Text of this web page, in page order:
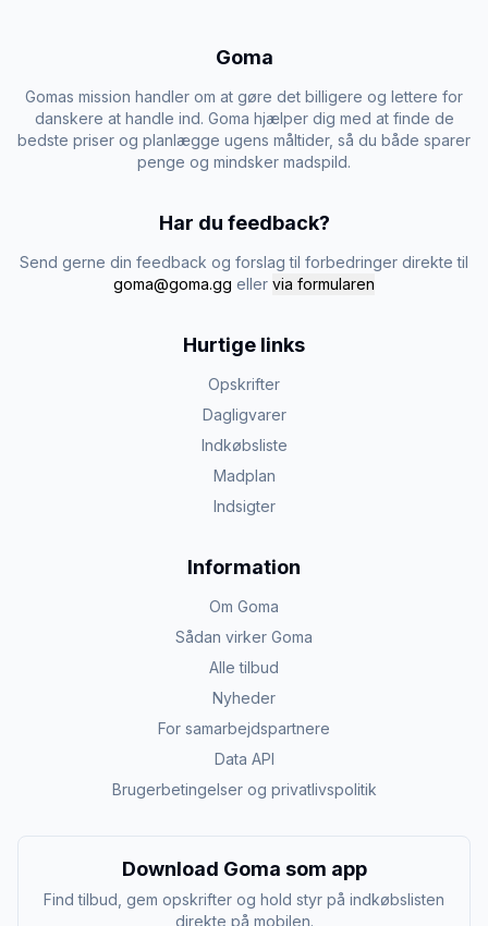
Goma
Gomas mission handler om at gøre det billigere og lettere for
danskere at handle ind. Goma hjælper dig med at finde de
bedste priser og planlægge ugens måltider, så du både sparer
penge og mindsker madspild.
Har du feedback?
Send gerne din feedback og forslag til forbedringer direkte til
goma@goma.gg eller via formularen
Hurtige links
Opskrifter
Dagligvarer
Indkøbsliste
Madplan
Indsigter
Information
Om Goma
Sådan virker Goma
Alle tilbud
Nyheder
For samarbejdspartnere
Data API
Brugerbetingelser og privatlivspolitik
Download Goma som app
Find tilbud, gem opskrifter og hold styr på indkøbslisten
direkte på mobilen.